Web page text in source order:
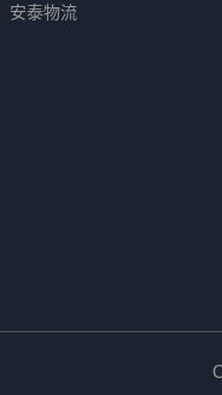
安泰物流